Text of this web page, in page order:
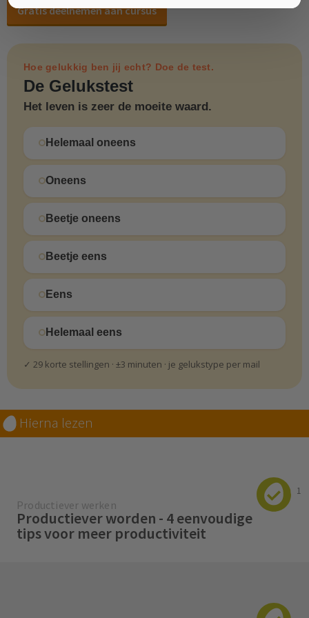
Gratis deelnemen aan cursus
Hoe gelukkig ben jij echt? Doe de test.
De Gelukstest
Het leven is zeer de moeite waard.
Helemaal oneens
Oneens
Beetje oneens
Beetje eens
Eens
Helemaal eens
✓ 29 korte stellingen · ±3 minuten · je gelukstype per mail
Hierna lezen
1
Productiever werken
Productiever worden - 4 eenvoudige
tips voor meer productiviteit